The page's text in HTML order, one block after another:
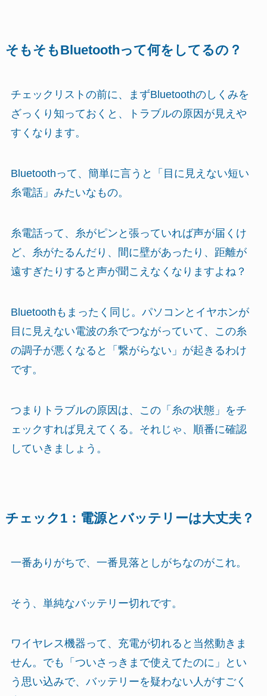
そもそもBluetoothって何をしてるの？
チェックリストの前に、まずBluetoothのしくみを
ざっくり知っておくと、トラブルの原因が見えや
すくなります。
Bluetoothって、簡単に言うと「目に見えない短い
糸電話」みたいなもの。
糸電話って、糸がピンと張っていれば声が届くけ
ど、糸がたるんだり、間に壁があったり、距離が
遠すぎたりすると声が聞こえなくなりますよね？
Bluetoothもまったく同じ。パソコンとイヤホンが
目に見えない電波の糸でつながっていて、この糸
の調子が悪くなると「繋がらない」が起きるわけ
です。
つまりトラブルの原因は、この「糸の状態」をチ
ェックすれば見えてくる。それじゃ、順番に確認
していきましょう。
チェック1：電源とバッテリーは大丈夫？
一番ありがちで、一番見落としがちなのがこれ。
そう、単純なバッテリー切れです。
ワイヤレス機器って、充電が切れると当然動きま
せん。でも「ついさっきまで使えてたのに」とい
う思い込みで、バッテリーを疑わない人がすごく